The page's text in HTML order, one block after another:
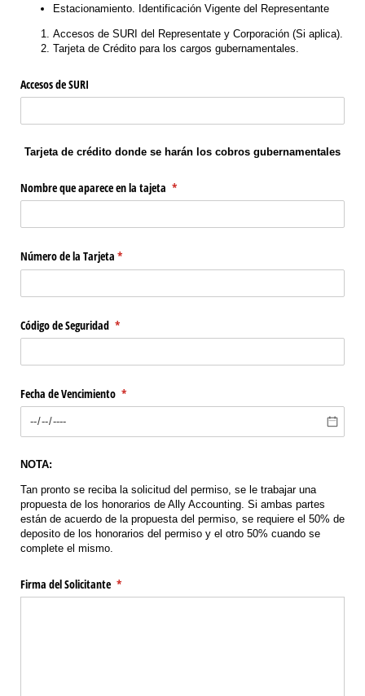
Estacionamiento. Identificación Vigente del Representante
Accesos de SURI del Representate y Corporación (Si aplica).
Tarjeta de Crédito para los cargos gubernamentales.
Accesos de SURI
Tarjeta de crédito donde se harán los cobros gubernamentales
Nombre que aparece en la tajeta *
(required)
Número de la Tarjeta *
(required)
Código de Seguridad *
(required)
Fecha de Vencimiento *
(required)
NOTA:
Tan pronto se reciba la solicitud del permiso, se le trabajar una
propuesta de los honorarios de Ally Accounting. Si ambas partes
están de acuerdo de la propuesta del permiso, se requiere el 50% de
deposito de los honorarios del permiso y el otro 50% cuando se
complete el mismo.
Firma del Solicitante *
(required)